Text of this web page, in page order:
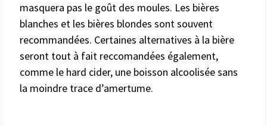
masquera pas le goût des moules. Les bières
blanches et les bières blondes sont souvent
recommandées. Certaines alternatives à la bière
seront tout à fait reccomandées également,
comme le hard cider, une boisson alcoolisée sans
la moindre trace d’amertume.